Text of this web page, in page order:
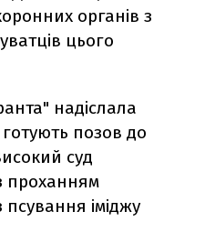
органів з
цього
надіслала
позов до
суд
проханням
псування іміджу